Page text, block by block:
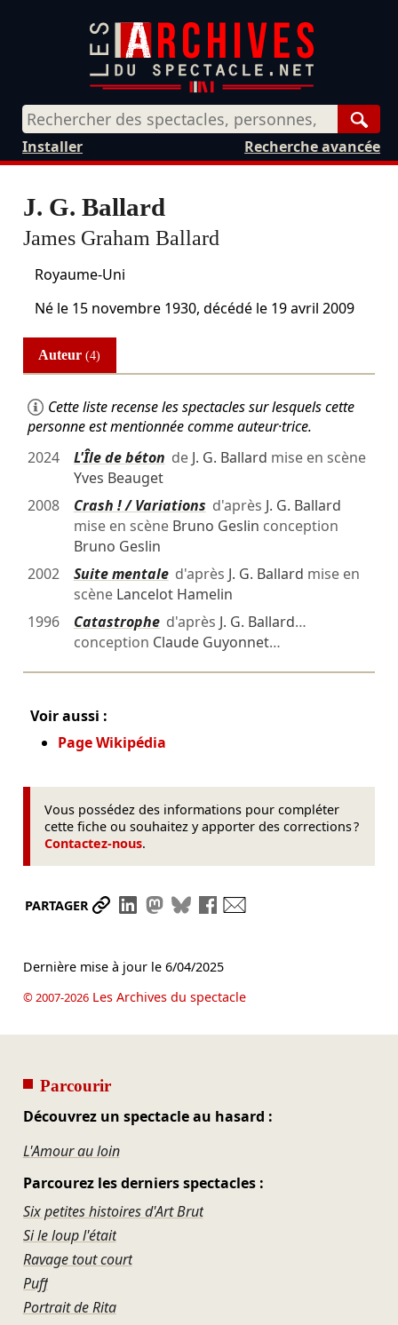
Recherche avancée
Installer
J. G. Ballard
James Graham Ballard
Royaume-Uni
Né le 15 novembre 1930, décédé le 19 avril 2009
Auteur(4)
Cette liste recense les spectacles sur lesquels cette
personne est mentionnée comme auteur·trice.
2024
L'Île de béton de J. G. Ballard mise en scène
Yves Beauget
2008
Crash ! / Variations d'après J. G. Ballard
mise en scène Bruno Geslin conception
Bruno Geslin
2002
Suite mentaled'après J. G. Ballard mise en
scène Lancelot Hamelin
1996
Catastrophed'après J. G. Ballard…
conception Claude Guyonnet…
Voir aussi :
Page Wikipédia
Vous possédez des informations pour compléter
cette fiche ou souhaitez y apporter des corrections ?
Contactez-nous.
PARTAGER Partager le lien
Partager sur LinkedIn
Partager sur Mastodon
Partager sur Bluesky
Partager sur Facebook
Dernière mise à jour le 6/04/2025
© 2007-2026Les Archives du spectacle
Parcourir
Découvrez un spectacle au hasard :
L'Amour au loin
Parcourez les derniers spectacles :
Six petites histoires d'Art Brut
Si le loup l'était
Ravage tout court
Puff
Portrait de Rita